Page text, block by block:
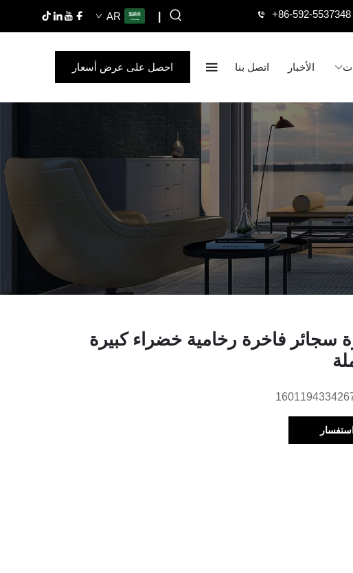
+86-592-5537348
AR
الأخبار اتصل بنا احصل على عرض أسعار
سجائر فاخرة رخامية خضراء كبيرة
استفسار